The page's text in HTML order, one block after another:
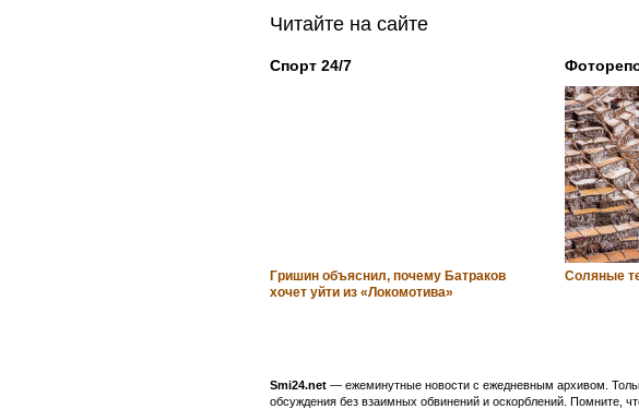
Читайте на сайте
Спорт 24/7
Гришин объяснил, почему Батраков
хочет уйти из «Локомотива»
Соляные
Smi24.net — ежеминутные новости с ежедневным архивом.
обсуждения без взаимных обвинений и оскорблений. Помните,